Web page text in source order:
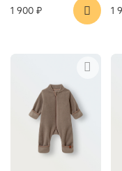
1 900 ₽ 1